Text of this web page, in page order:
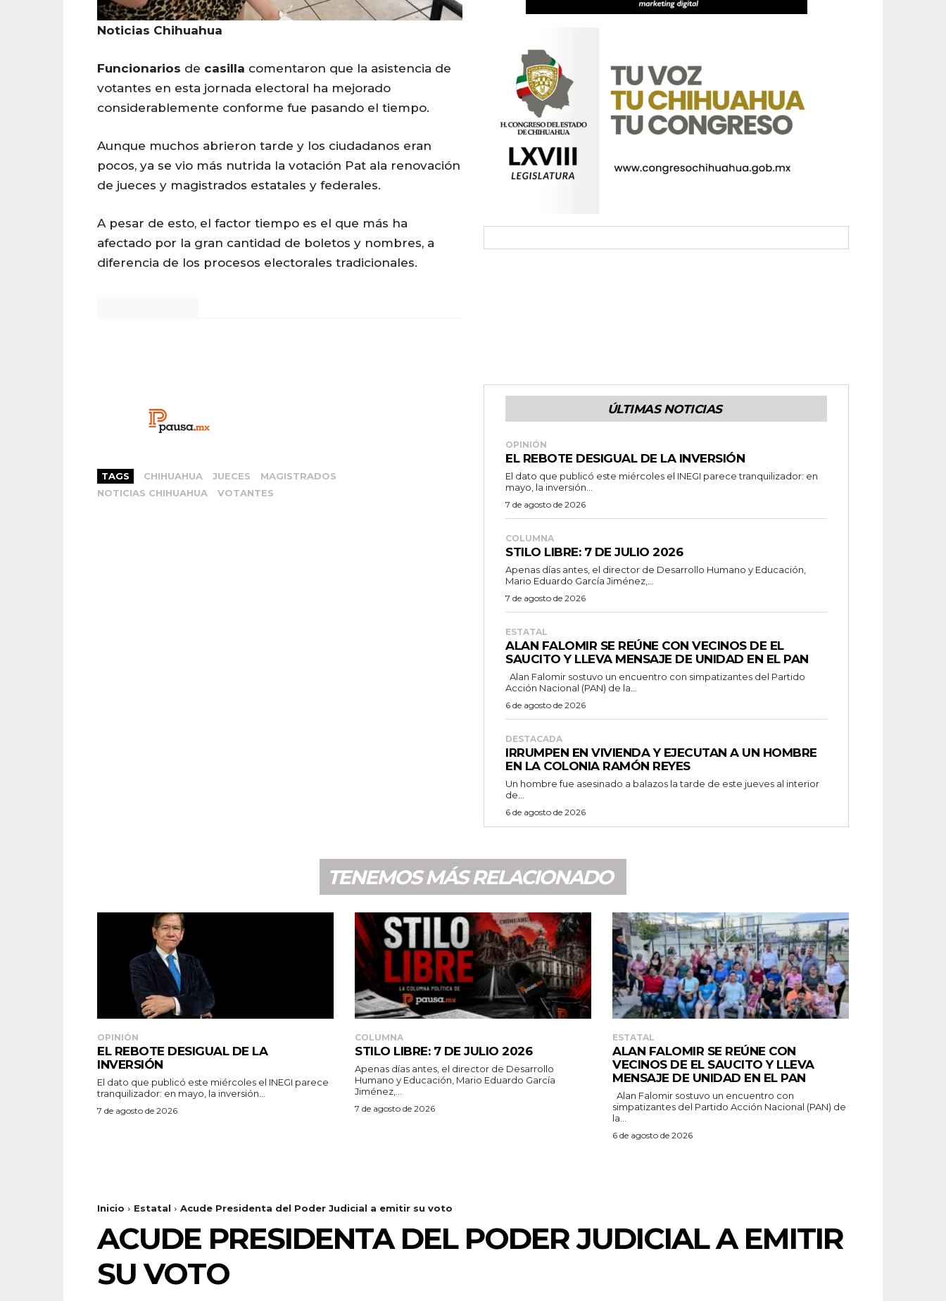
Noticias Chihuahua
Funcionarios de casilla comentaron que la asistencia de
votantes en esta jornada electoral ha mejorado
considerablemente conforme fue pasando el tiempo.
Aunque muchos abrieron tarde y los ciudadanos eran
pocos, ya se vio más nutrida la votación Pat ala renovación
de jueces y magistrados estatales y federales.
A pesar de esto, el factor tiempo es el que más ha
afectado por la gran cantidad de boletos y nombres, a
diferencia de los procesos electorales tradicionales.
TAGS CHIHUAHUA JUECES
MAGISTRADOS
NOTICIAS CHIHUAHUA
VOTANTES
ÚLTIMAS NOTICIAS
OPINIÓN
EL REBOTE DESIGUAL DE LA INVERSIÓN
El dato que publicó este miércoles el INEGI parece tranquilizador: en
mayo, la inversión...
7 de agosto de 2026
COLUMNA
STILO LIBRE: 7 DE JULIO 2026
Apenas días antes, el director de Desarrollo Humano y Educación,
Mario Eduardo García Jiménez,...
7 de agosto de 2026
ESTATAL
ALAN FALOMIR SE REÚNE CON VECINOS DE EL
SAUCITO Y LLEVA MENSAJE DE UNIDAD EN EL PAN
Acción Nacional (PAN) de la...
6 de agosto de 2026
DESTACADA
IRRUMPEN EN VIVIENDA Y EJECUTAN A UN HOMBRE
EN LA COLONIA RAMÓN REYES
Un hombre fue asesinado a balazos la tarde de este jueves al interior
de...
6 de agosto de 2026
TENEMOS MÁS RELACIONADO
OPINIÓN
EL REBOTE DESIGUAL DE LA
INVERSIÓN
El dato que publicó este miércoles el INEGI parece
tranquilizador: en mayo, la inversión...
7 de agosto de 2026
COLUMNA
STILO LIBRE: 7 DE JULIO 2026
Apenas días antes, el director de Desarrollo
Humano y Educación, Mario Eduardo García
Jiménez,...
7 de agosto de 2026
ESTATAL
ALAN FALOMIR SE REÚNE CON
VECINOS DE EL SAUCITO Y LLEVA
MENSAJE DE UNIDAD EN EL PAN
simpatizantes del Partido Acción Nacional (PAN) de
la...
6 de agosto de 2026